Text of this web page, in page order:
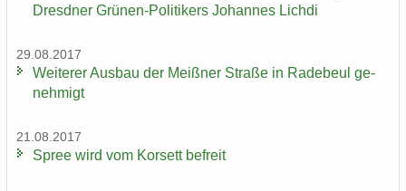
Dresd­ner Grünen-​Politikers Jo­han­nes Lich­di
29.08.2017
Wei­te­rer Aus­bau der Meiß­ner Stra­ße in Ra­de­beul ge­
neh­migt
21.08.2017
Spree wird vom Kor­sett be­freit